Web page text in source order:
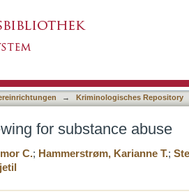
→ Kriminologisches Repository
for substance abuse
C.; Hammerstrøm, Karianne T.;